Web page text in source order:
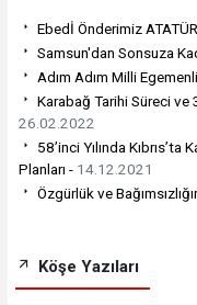
Ebedİ Önderimiz
Samsun'dan Sonsuza
Adım Adım Milli
Karabağ Tarihi Süreci ve
26.02.2022
58’inci Yılında
Planları - 14.12.2021
Özgürlük ve
Köşe Yazıları